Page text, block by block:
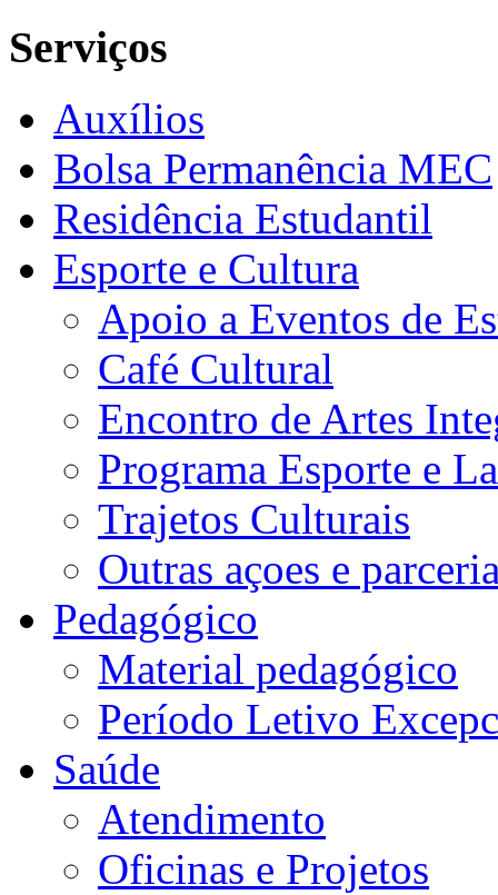
Serviços
Auxílios
Bolsa Permanência MEC
Residência Estudantil
Esporte e Cultura
Apoio a Eventos de
Café Cultural
Encontro de Artes
Programa Esporte e
Trajetos Culturais
Outras açoes e
Pedagógico
Material pedagógico
Período Letivo
Saúde
Atendimento
Oficinas e Projetos